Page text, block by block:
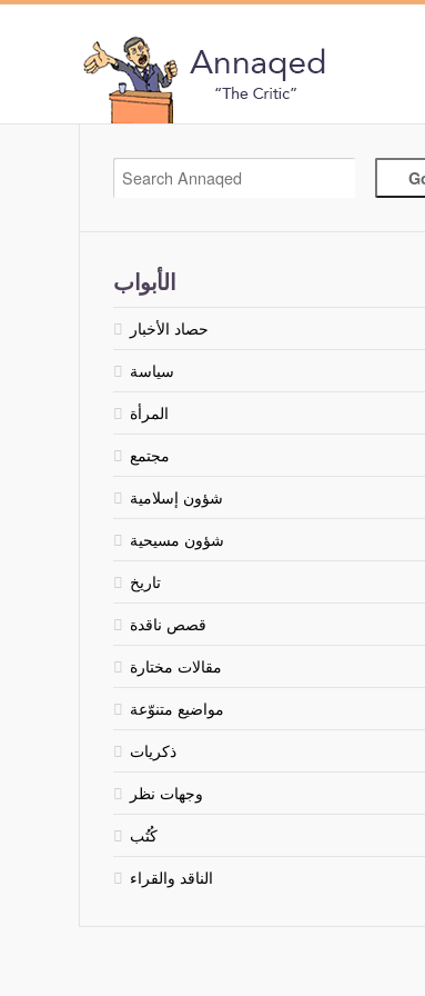
الأبواب
حصاد الأخبار
سياسة
المرأة
مجتمع
شؤون إسلامية
شؤون مسيحية
تاريخ
قصص ناقدة
مقالات مختارة
مواضيع متنوّعة
ذكريات
وجهات نظر
كُتُب
الناقد والقراء